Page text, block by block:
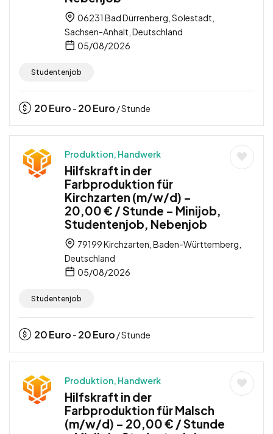
06231 Bad Dürrenberg, Solestadt,
Sachsen-Anhalt, Deutschland
05/08/2026
Studentenjob
20Euro - 20Euro / Stunde
Produktion, Handwerk
Hilfskraft in der
Farbproduktion für
Kirchzarten (m/w/d) –
20,00 € / Stunde – Minijob,
Studentenjob, Nebenjob
79199 Kirchzarten, Baden-Württemberg,
Deutschland
05/08/2026
Studentenjob
20Euro - 20Euro / Stunde
Produktion, Handwerk
Hilfskraft in der
Farbproduktion für Malsch
(m/w/d) – 20,00 € / Stunde